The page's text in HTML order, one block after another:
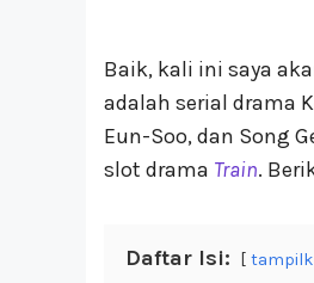
Baik, kali ini saya
adalah serial drama
Eun-Soo, dan Song
slot drama Train.
Daftar Isi: